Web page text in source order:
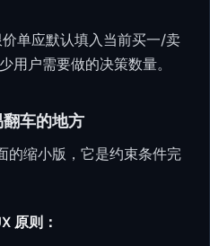
单应默认填入当前买一/卖
用户需要做的决策数量。
车的地方
的缩小版，它是约束条件完
原则：